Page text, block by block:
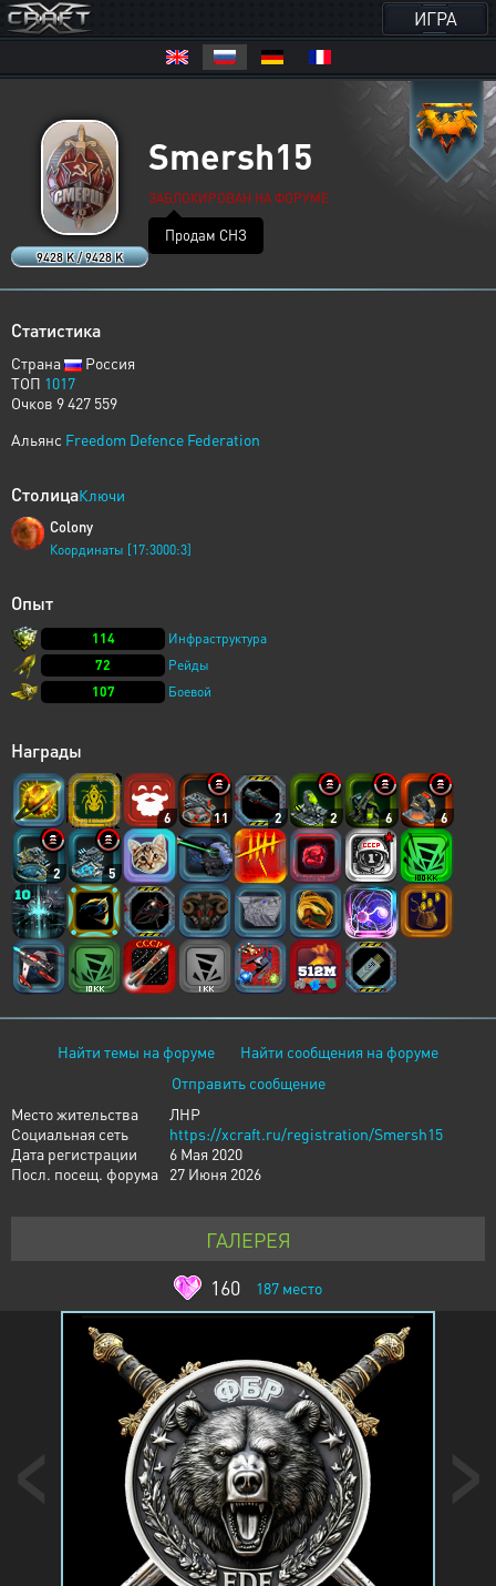
ИГРА
9428 K / 9428 K
Smersh15
ЗАБЛОКИРОВАН НА ФОРУМЕ
Продам СНЗ
Статистика
Страна
Россия
ТОП 1017
Очков 9 427 559
Альянс Freedom Defence Federation
СтолицаКлючи
Colony
Координаты [17:3000:3]
Опыт
114
Инфраструктура
72
Рейды
107
Боевой
Награды
6 11 2 2 6 6
2 5
Найти темы на форуме
Найти сообщения на форуме
Отправить сообщение
Место жительства
ЛНР
Социальная сеть
https://xcraft.ru/registration/Smersh15
Дата регистрации
6 Мая 2020
Посл. посещ. форума
27 Июня 2026
ГАЛЕРЕЯ
160
187 место